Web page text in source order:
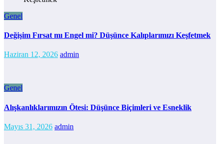
Genel
Değişim Fırsat mı Engel mi? Düşünce Kalıplarımızı Keşfetmek
Haziran 12, 2026 admin
Genel
Alışkanlıklarımızın Ötesi: Düşünce Biçimleri ve Esneklik
Mayıs 31, 2026 admin